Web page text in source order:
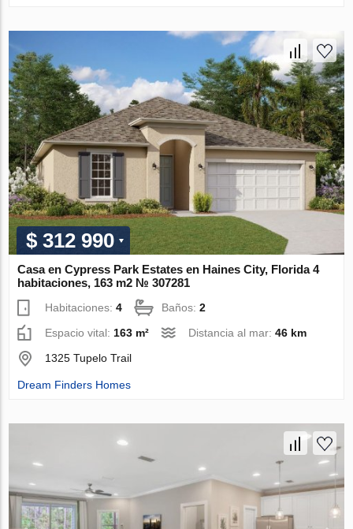
$ 312 990
Casa en Cypress Park Estates en Haines City, Florida 4
habitaciones, 163 m2 № 307281
Habitaciones:4 Baños:2
Espacio vital: 163 m² Distancia al mar:46 km
1325 Tupelo Trail
Dream Finders Homes